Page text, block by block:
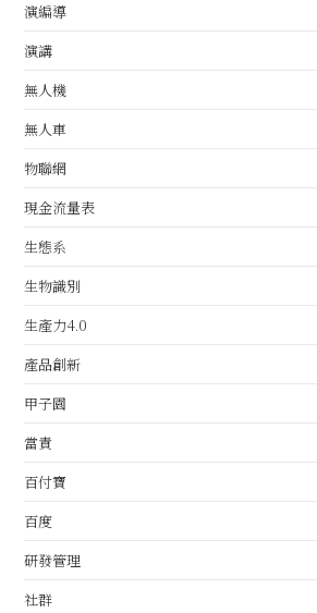
演編導
演講
無人機
無人車
物聯網
現金流量表
生態系
生物識別
生產力4.0
產品創新
甲子園
當責
百付寶
百度
研發管理
社群